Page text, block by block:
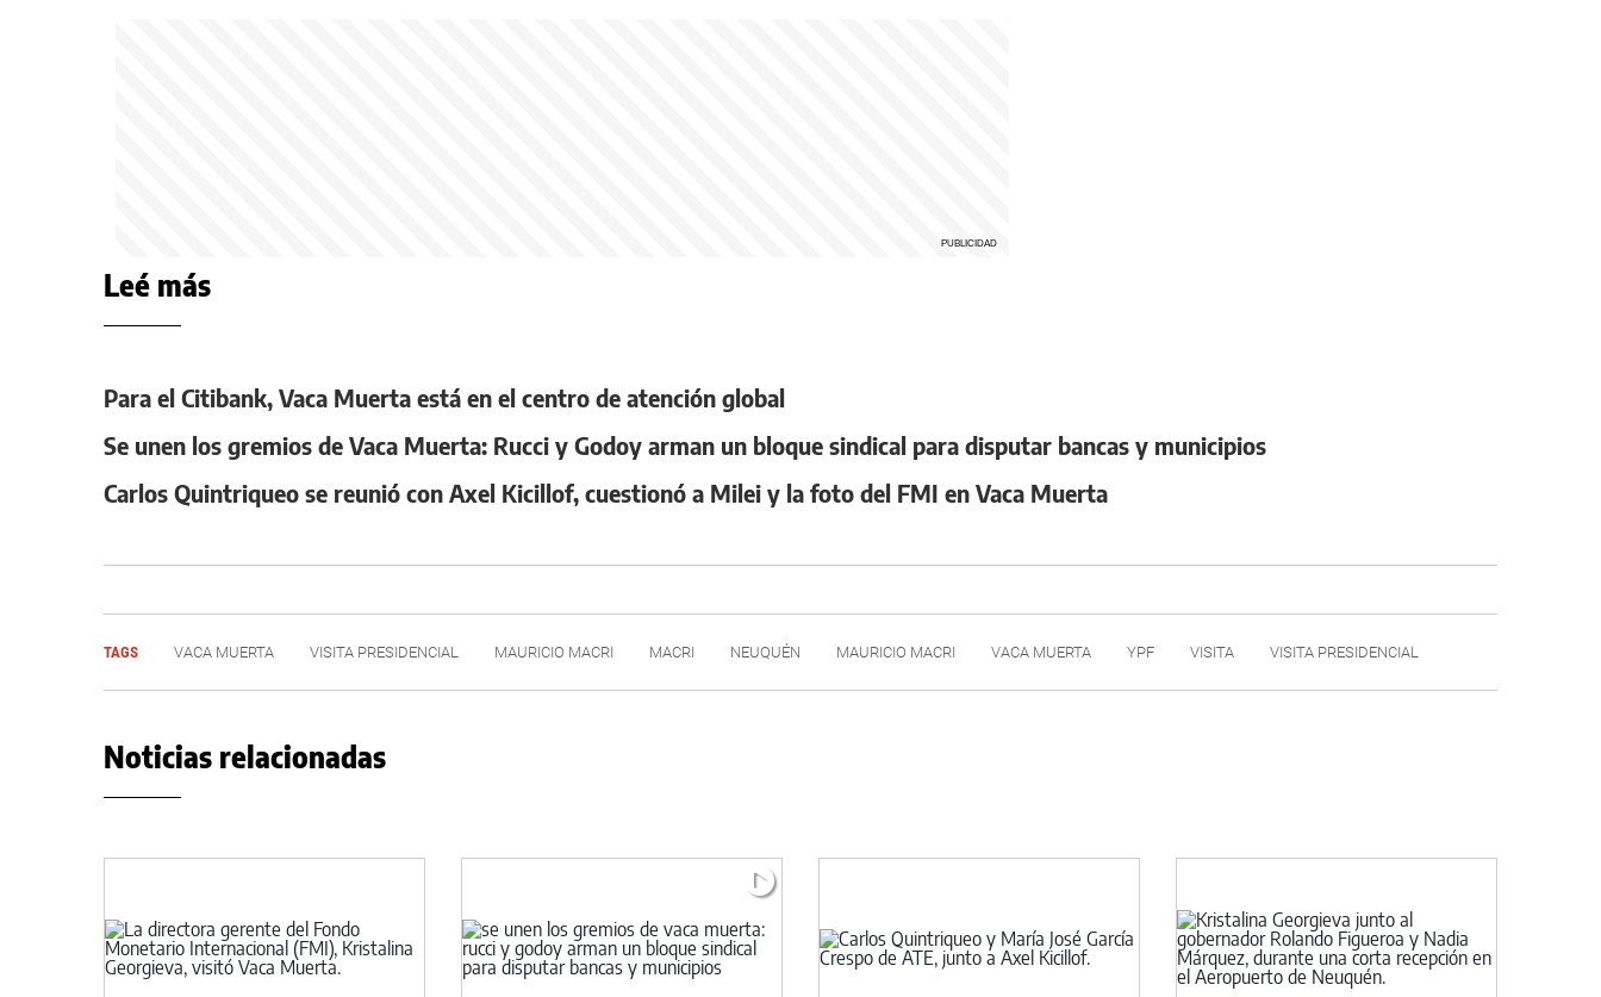
Leé más
Para el Citibank, Vaca Muerta está en el centro de atención global
Se unen los gremios de Vaca Muerta: Rucci y Godoy arman un bloque sindical para disputar bancas y municipios
Carlos Quintriqueo se reunió con Axel Kicillof, cuestionó a Milei y la foto del FMI en Vaca Muerta
TAGS VACA MUERTA VISITA PRESIDENCIAL MAURICIO MACRI MACRI NEUQUÉN MAURICIO MACRI VACA MUERTA YPF VISITA VISITA PRESIDENCIAL
Noticias relacionadas